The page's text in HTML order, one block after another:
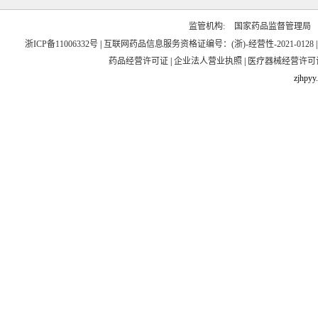
监管机构:
国家药品监督管理局
浙ICP备11006332号
互联网药品信息服务资格证编号：(浙)-经营性-2021-0128
药品经营许可证
企业法人营业执照
医疗器械经营许可